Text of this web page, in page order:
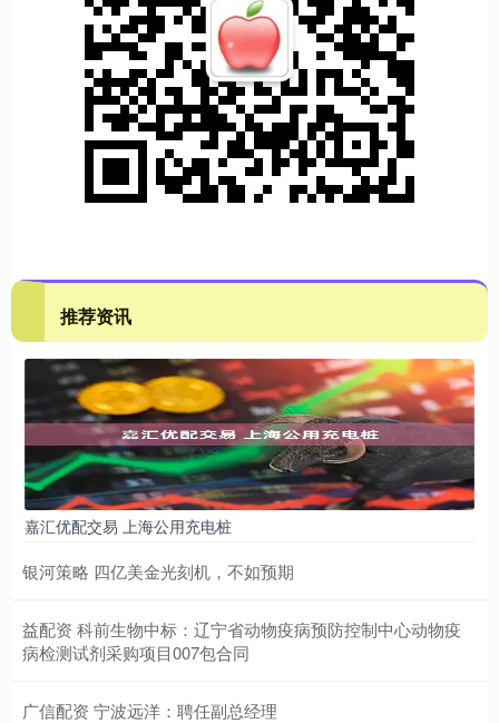
推荐资讯
嘉汇优配交易 上海公用充电桩
银河策略 四亿美金光刻机，不如预期
益配资 科前生物中标：辽宁省动物疫病预防控制中心动物疫
病检测试剂采购项目007包合同
广信配资 宁波远洋：聘任副总经理